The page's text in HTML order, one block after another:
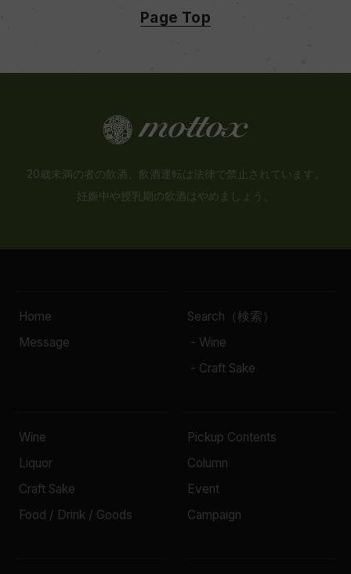
Page Top
20歳未満の者の飲酒、飲酒運転は法律で禁止されています。
妊娠中や授乳期の飲酒はやめましょう。
Home
Message
Search（検索）
- Wine
- Craft Sake
Wine
Liquor
Craft Sake
Food / Drink / Goods
Pickup Contents
Column
Event
Campaign